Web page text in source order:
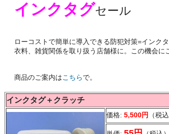
インクタグセール
ローコストで簡単に導入できる防犯対策=インク
衣料、雑貨関係を取り扱う店舗様に。この機会に
商品のご案内はこちらで。
インクタグ＋クラッチ
価格: 5,500円 （税